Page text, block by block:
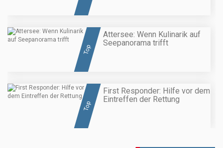
Top
Attersee: Wenn Kulinarik auf
Seepanorama trifft
Top
First Responder: Hilfe vor dem
Eintreffen der Rettung